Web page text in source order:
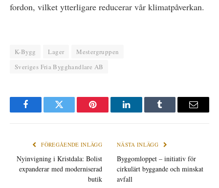
fordon, vilket ytterligare reducerar vår klimatpåverkan.
K-Bygg Lager
Mestergruppen
Sveriges Fria Bygghandlare AB
FacebookTwitter Pinterest LinkedInTumblr
E-
FÖREGÅENDE INLÄGG
Nyinvigning i Kristdala: Bolist
expanderar med moderniserad
butik
NÄSTA INLÄGG
Byggomloppet – initiativ för
cirkulärt byggande och minskat
avfall